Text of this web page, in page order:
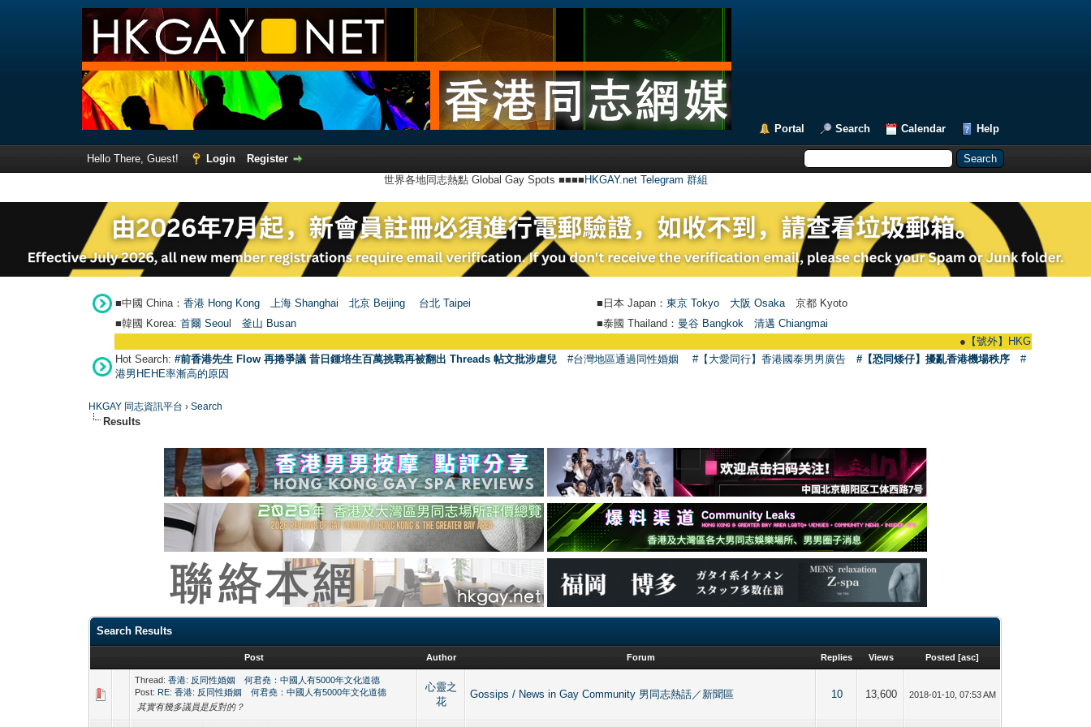
Portal Search Calendar Help
Hello There, Guest! Login
Register
世界各地同志熱點 Global Gay Spots ■■■■ HKGAY.net Telegram 群組
■中國 China： 香港 Hong Kong 上海 Shanghai 北京 Beijing 台北 Taipei ■日本 Japan： 東京 Tokyo 大阪 Osaka 京都 Kyoto
■韓國 Korea: 首爾 Seou 釜山 Busan ■泰國 Thailand： 曼谷 Bangkok
清邁 Chiangmai
【號外】HKGAY.net已啟動
Hot Search: #前香港先生 Flow 再捲爭議 昔日鍾培生百萬挑戰再被翻出 Threads 帖文批涉虐兒 #台灣地區通過同性婚姻 #【大愛同行】香港國泰男男廣告 #【恐同矮仔】擾亂香港機場秩序
#
港男HEHE率漸高的原因
HKGAY 同志資訊平台 ›Search
Results
Search Results
Post Author Forum Replies Views Posted [asc]
Thread:香港: 反同性婚姻 何君堯：中國人有5000年文化道德
Post: RE: 香港: 反同性婚姻 何君堯：中國人有5000年文化道德
其實有幾多議員是反對的？
心靈之
花
Gossips / News in Gay Community 男同志熱話／新聞區 10 13,600 2018-01-10, 07:53 AM